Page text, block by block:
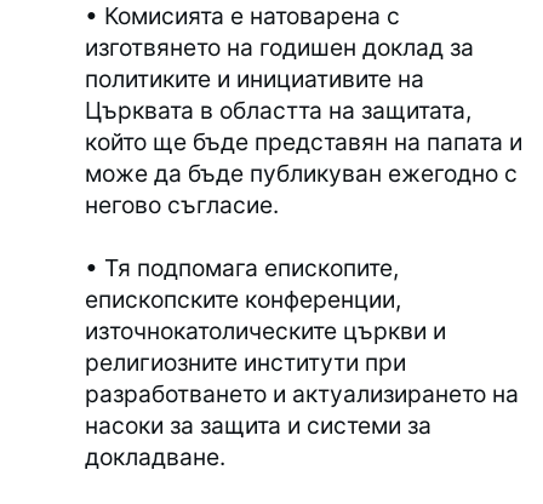
• Комисията е натоварена с
изготвянето на годишен доклад за
политиките и инициативите на
Църквата в областта на защитата,
който ще бъде представян на папата и
може да бъде публикуван ежегодно с
негово съгласие.
• Тя подпомага епископите,
епископските конференции,
източнокатолическите църкви и
религиозните институти при
разработването и актуализирането на
насоки за защита и системи за
докладване.